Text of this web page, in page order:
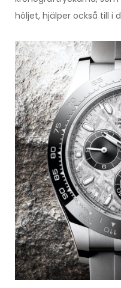
höljet, hjälper också till i